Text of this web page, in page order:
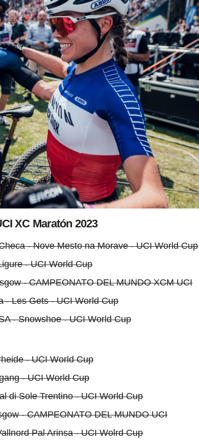
XC Maratón 2023
- Nove Mesto na Morave - UCI World Cup
- UCI World Cup
- CAMPEONATO DEL MUNDO XCM UCI
- Les Gets - UCI World Cup
- Snowshoe - UCI World Cup
- UCI World Cup
- UCI World Cup
di Sole Trentino - UCI World Cup
- CAMPEONATO DEL MUNDO UCI
Pal Arinsa - UCI Wolrd Cup